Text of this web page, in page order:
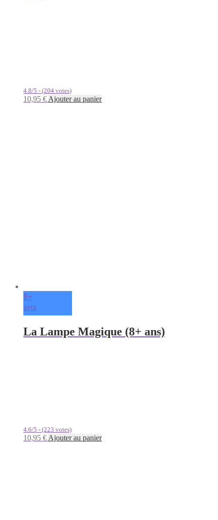
4.8/5 - (204 votes)
10,95 €Ajouter au panier
8+
ans
La Lampe Magique (8+ ans)
4.6/5 - (223 votes)
10,95 € Ajouter au panier